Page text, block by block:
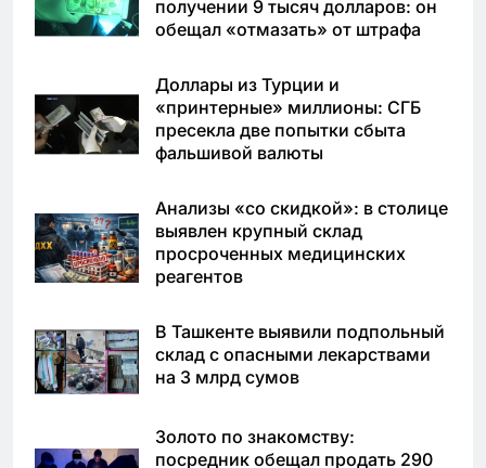
получении 9 тысяч долларов: он
обещал «отмазать» от штрафа
Доллары из Турции и
«принтерные» миллионы: СГБ
пресекла две попытки сбыта
фальшивой валюты
Анализы «со скидкой»: в столице
выявлен крупный склад
просроченных медицинских
реагентов
В Ташкенте выявили подпольный
склад с опасными лекарствами
на 3 млрд сумов
Золото по знакомству:
посредник обещал продать 290